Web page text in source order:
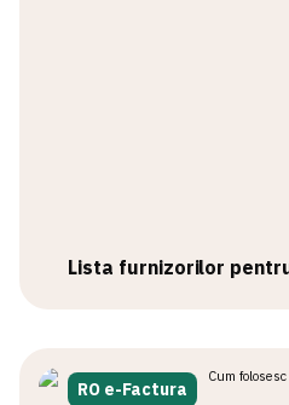
Lista furnizorilor
RO e-Factura